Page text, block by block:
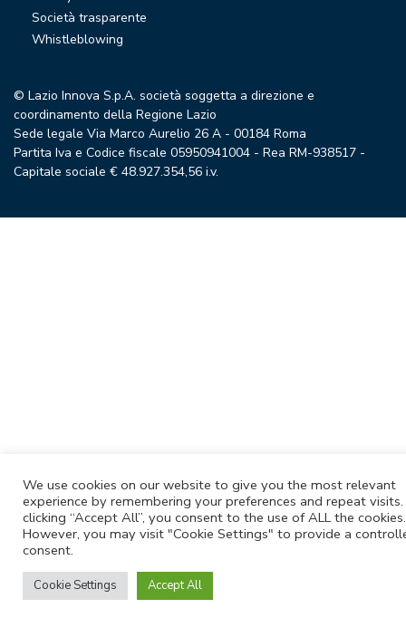
Società trasparente
Whistleblowing
© Lazio Innova S.p.A. società soggetta a direzione e
coordinamento della Regione Lazio
Sede legale Via Marco Aurelio 26 A - 00184 Roma
Partita Iva e Codice fiscale 05950941004 - Rea RM-938517 -
Capitale sociale € 48.927.354,56 i.v.
We use cookies on our website to give you the most relevant
experience by remembering your preferences and repeat
clicking “Accept All”, you consent to the use of ALL the cookies.
However, you may visit "Cookie Settings" to provide a
consent.
Cookie Settings Accept All